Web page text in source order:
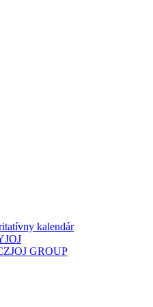
kalendár
JOJ
JOJ GROUP